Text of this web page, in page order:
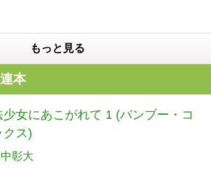
もっと見る
本
少女にあこがれて 1 (バンブー・コ
クス)
彰大